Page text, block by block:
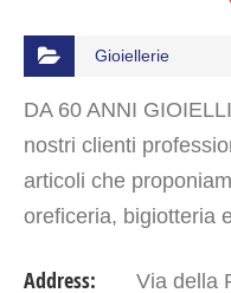
Gioiellerie
DA 60 ANNI
nostri clienti
articoli che
oreficeria, bigiotteria
Address: Via della